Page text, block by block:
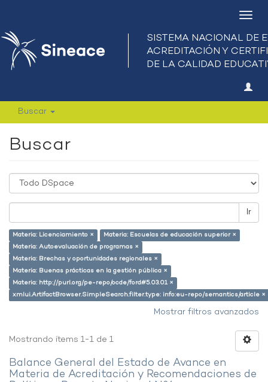
Buscar
Buscar
Ir
Materia: Licenciamiento ×
Materia: Escuelas de educación superior ×
Materia: Autoevaluación de programas ×
Materia: Brechas y oportunidades regionales ×
Materia: Buenas prácticas en la gestión pública ×
Materia: http://purl.org/pe-repo/ocde/ford#5.03.01 ×
xmlui.ArtifactBrowser.SimpleSearch.filter.type: info:eu-repo/semantics/article ×
Mostrar filtros avanzados
Mostrando ítems 1-1 de 1
Balance General del Estado de Avance en
Materia de Acreditación y Recomendaciones de